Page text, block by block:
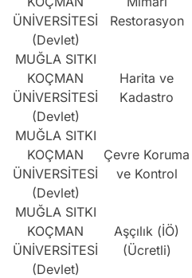
ÜNİVERSİTESİ
(Devlet)
Restorasyon
MUĞLA SITKI
KOÇMAN
ÜNİVERSİTESİ
(Devlet)
Harita ve
Kadastro
MUĞLA SITKI
KOÇMAN
ÜNİVERSİTESİ
(Devlet)
Çevre Koruma
ve Kontrol
MUĞLA SITKI
KOÇMAN
ÜNİVERSİTESİ
(Devlet)
Aşçılık (İÖ)
(Ücretli)